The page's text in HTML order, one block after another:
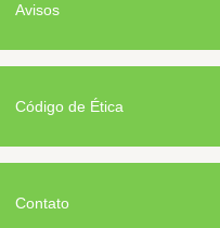
Avisos
Código de Ética
Contato